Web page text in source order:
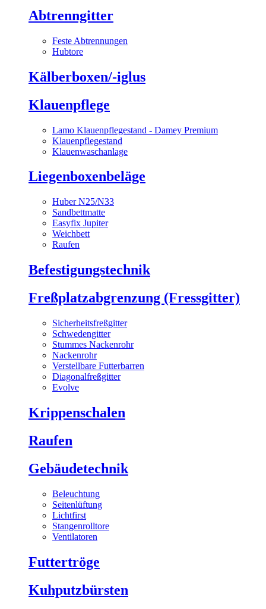
Abtrenngitter
Feste Abtrennungen
Hubtore
Kälberboxen/-iglus
Klauenpflege
Lamo Klauenpflegestand - Damey Premium
Klauenpflegestand
Klauenwaschanlage
Liegenboxenbeläge
Huber N25/N33
Sandbettmatte
Easyfix Jupiter
Weichbett
Raufen
Befestigungstechnik
Freßplatzabgrenzung (Fressgitter)
Sicherheitsfreßgitter
Schwedengitter
Stummes Nackenrohr
Nackenrohr
Verstellbare Futterbarren
Diagonalfreßgitter
Evolve
Krippenschalen
Raufen
Gebäudetechnik
Beleuchtung
Seitenlüftung
Lichtfirst
Stangenrolltore
Ventilatoren
Futtertröge
Kuhputzbürsten